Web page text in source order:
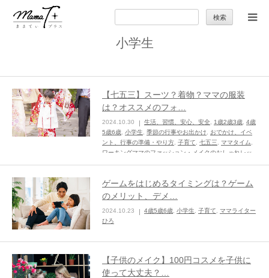
索:
小学生
【七五三】スーツ？着物？ママの服装
は？オススメのフォ…
2024.10.30 生活、習慣、安心、安全 1歳2歳3歳 4歳
5歳6歳 小学生 季節の行事やお出かけ
おでかけ、イベ
ント、行事の準備・やり方 子育て 七五三 ママタイム
ワーキングママのファッション・メイクのおしゃれレッ
ゲームをはじめるタイミングは？ゲーム
のメリット、デメ…
2024.10.23 4歳5歳6歳 小学生 子育て
ママライター
ひろ
【子供のメイク】100円コスメを子供に
使って大丈夫？…
セカンドキャリア
子育て
季節の行事やお出かけ
特集